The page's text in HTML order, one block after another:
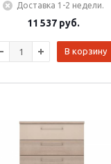
Доставка 1-2 недели.
11 537руб.
В корзину